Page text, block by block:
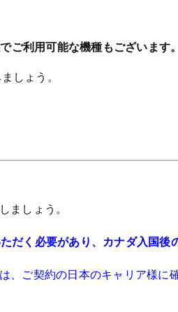
利用可能な機種もございます。
しょう。
ましょう。
く必要があり、カナダ入国後
、ご契約の日本のキャリア様